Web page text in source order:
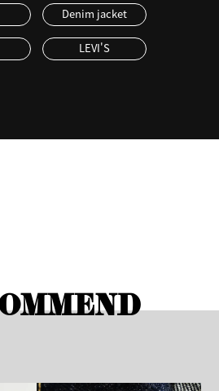
Denim jacket
LEVI'S